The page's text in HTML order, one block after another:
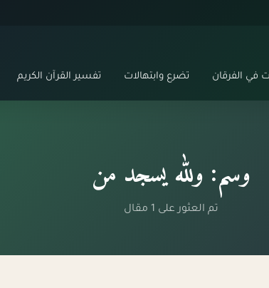
في الفرقان تضرع وابتهالات تفسير القرآن الكريم
وسم: ولله يسجد من
تم العثور على 1 مقال